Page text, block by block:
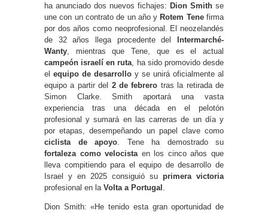
ha anunciado dos nuevos fichajes: Dion Smith se
une con un contrato de un año y Rotem Tenefirma
por dos años como neoprofesional. El neozelandés
de 32 años llega procedente del
Intermarché-
Wanty, mientras que Tene, que es el actual
campeón israelí en ruta, ha sido promovido desde
el equipo de desarrollo y se unirá oficialmente al
equipo a partir del 2 de febrero tras la retirada de
Simon Clarke. Smith aportará una vasta
experiencia tras una década en el pelotón
profesional y sumará en las carreras de un día y
por etapas, desempeñando un papel clave como
ciclista de apoyo. Tene ha demostrado su
fortaleza como velocistaen los cinco años que
lleva compitiendo para el equipo de desarrollo de
Israel y en 2025 consiguió su primera victoria
profesional en la Volta a Portugal .
Dion Smith: «He tenido esta gran oportunidad de